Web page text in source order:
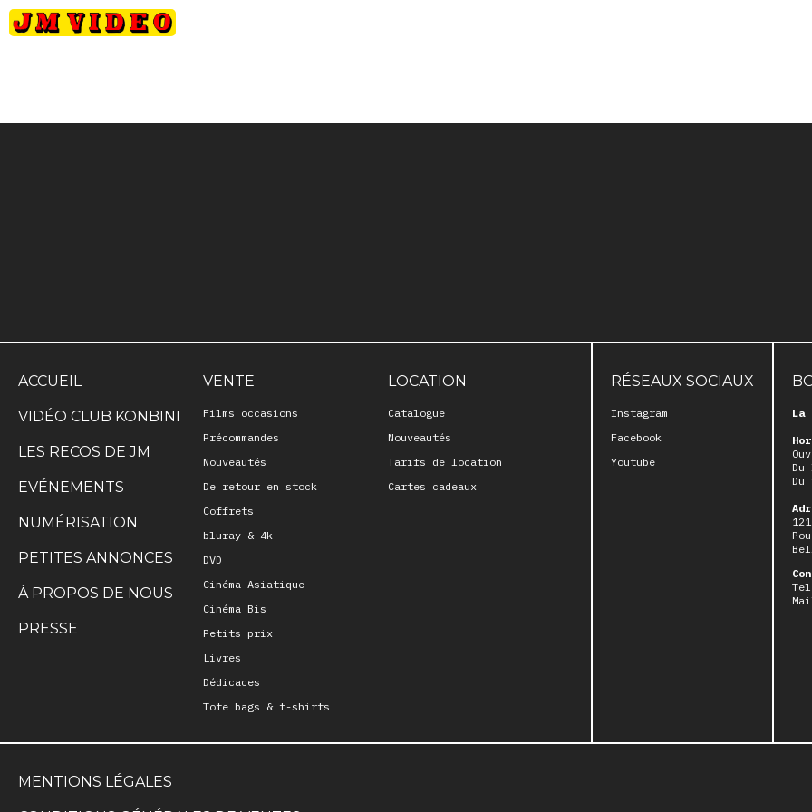
ACCUEIL VENTE
Films occasions
Précommandes
Nouveautés
De retour en stock
Coffrets
bluray & 4k
DVD
Cinéma Asiatique
Cinéma Bis
Petits prix
Livres
Dédicaces
Tote bags & t-shirts
LOCATION
Catalogue
Nouveautés
Tarifs de location
Cartes cadeaux
VIDÉO CLUB KONBINI
LES RECOS DE JM
EVÉNEMENTS
NUMÉRISATION
PETITES ANNONCES
À PROPOS DE NOUS
PRESSE
RÉSEAUX SOCIAUX
Instagram
Facebook
Youtube
La
MENTIONS LÉGALES